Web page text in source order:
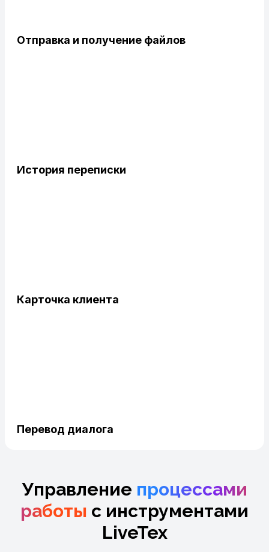
Отправка и получение файлов
История переписки
Карточка клиента
Перевод диалога
Управление процессами
работы с инструментами
LiveTex